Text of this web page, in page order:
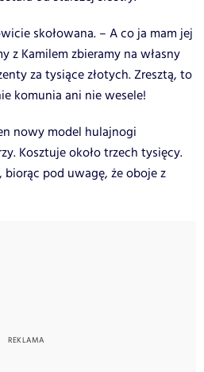
skołowana. – A co ja mam jej
z Kamilem zbieramy na własny
za tysiące złotych. Zresztą, to
komunia ani nie wesele!
nowy model hulajnogi
Kosztuje około trzech tysięcy.
pod uwagę, że oboje z